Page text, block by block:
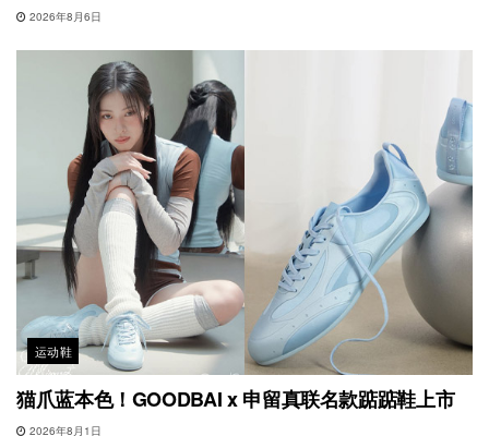
2026年8月6日
运动鞋
猫爪蓝本色！GOODBAI x 申留真联名款踮踮鞋上市
2026年8月1日